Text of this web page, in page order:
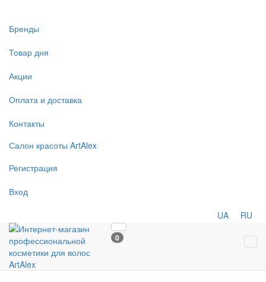
Бренды
Товар дня
Акции
Оплата и доставка
Контакты
Салон красоты ArtAlex
Регистрация
Вход
UA RU
0